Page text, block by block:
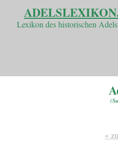
Lexikon des historischen
(
«